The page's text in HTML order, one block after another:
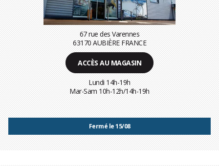
67 rue des Varennes
63170 AUBIÈRE FRANCE
ACCÈS AU MAGASIN
Lundi 14h-19h
Mar-Sam 10h-12h/14h-19h
Fermé le 15/08